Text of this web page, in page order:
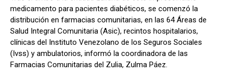
medicamento para pacientes diabéticos, se comenzó la
distribución en farmacias comunitarias, en las 64 Áreas de
Salud Integral Comunitaria (Asic), recintos hospitalarios,
clínicas del Instituto Venezolano de los Seguros Sociales
(Ivss) y ambulatorios, informó la coordinadora de las
Farmacias Comunitarias del Zulia, Zulma Páez.